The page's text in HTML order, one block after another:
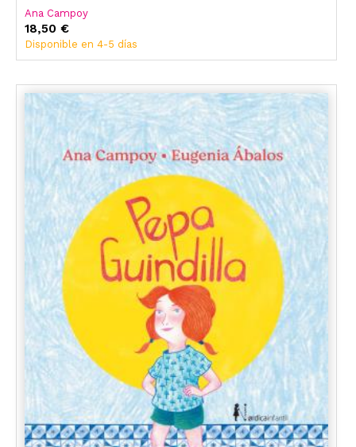
Ana Campoy
18,50 €
Disponible en 4-5 días